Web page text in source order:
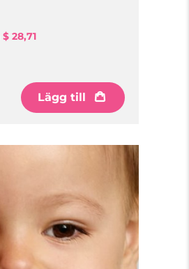
$ 28,71
Lägg till